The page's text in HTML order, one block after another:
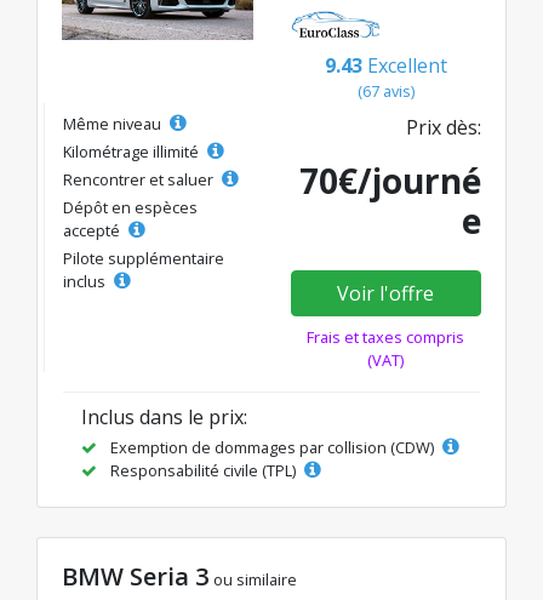
9.43 Excellent
(67 avis)
Même niveau
Kilométrage illimité
Rencontrer et saluer
Dépôt en espèces
accepté
Pilote supplémentaire
inclus
Prix dès:
70€/journé
e
Voir l'offre
Frais et taxes compris
(VAT)
Inclus dans le prix:
Exemption de dommages par collision (CDW)
Responsabilité civile (TPL)
BMW Seria 3 ou similaire